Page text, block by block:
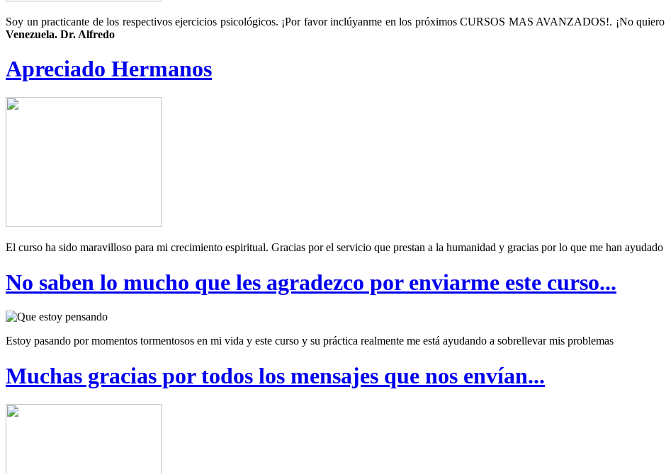
Soy un practicante de los respectivos ejercicios psicológicos. ¡Por favor inclúyanme en los próximos CURSOS MAS AVANZADOS!. ¡No
Venezuela. Dr. Alfredo
Apreciado Hermanos
El curso ha sido maravilloso para mi crecimiento espiritual. Gracias por el servicio que prestan a la humanidad y gracias por lo que me han
No saben lo mucho que les agradezco por enviarme este curso...
Estoy pasando por momentos tormentosos en mi vida y este curso y su práctica realmente me está ayudando a sobrellevar mis problemas
Muchas gracias por todos los mensajes que nos envían...